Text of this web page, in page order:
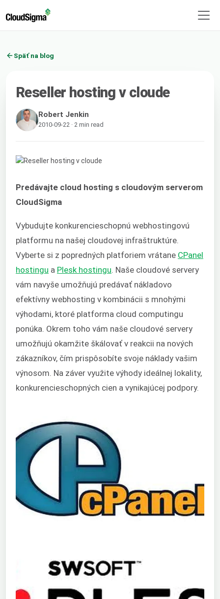
Späť na blog
Reseller hosting v cloude
Robert Jenkin
2010-09-22 · 2 min read
Predávajte cloud hosting s cloudovým serverom
CloudSigma
Vybudujte konkurencieschopnú webhostingovú
platformu na našej cloudovej infraštruktúre.
Vyberte si z popredných platforiem vrátane CPanel
hostingu a Plesk hostingu. Naše cloudové servery
vám navyše umožňujú predávať nákladovo
efektívny webhosting v kombinácii s mnohými
výhodami, ktoré platforma cloud computingu
ponúka. Okrem toho vám naše cloudové servery
umožňujú okamžite škálovať v reakcii na nových
zákazníkov, čím prispôsobíte svoje náklady vašim
výnosom. Na záver využite výhody ideálnej lokality,
konkurencieschopných cien a vynikajúcej podpory.